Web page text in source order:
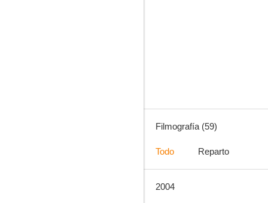
Filmografía (59)
Todo Reparto
2004